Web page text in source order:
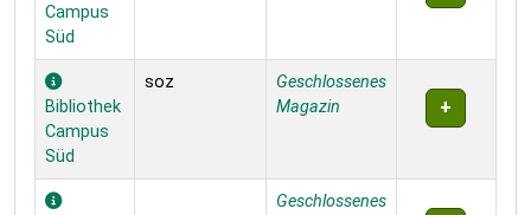
Campus
Süd
Bibliothek
Campus
Süd
soz
Geschlossenes
Magazin
Geschlossenes